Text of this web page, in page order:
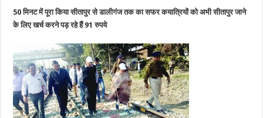
50 मिनट में पूरा किया सीतापुर से डालीगंज तक का सफर कयात्रियों को अभी सीतापुर जाने
के लिए खर्च करने पड़ रहे हैं 91 रुपये